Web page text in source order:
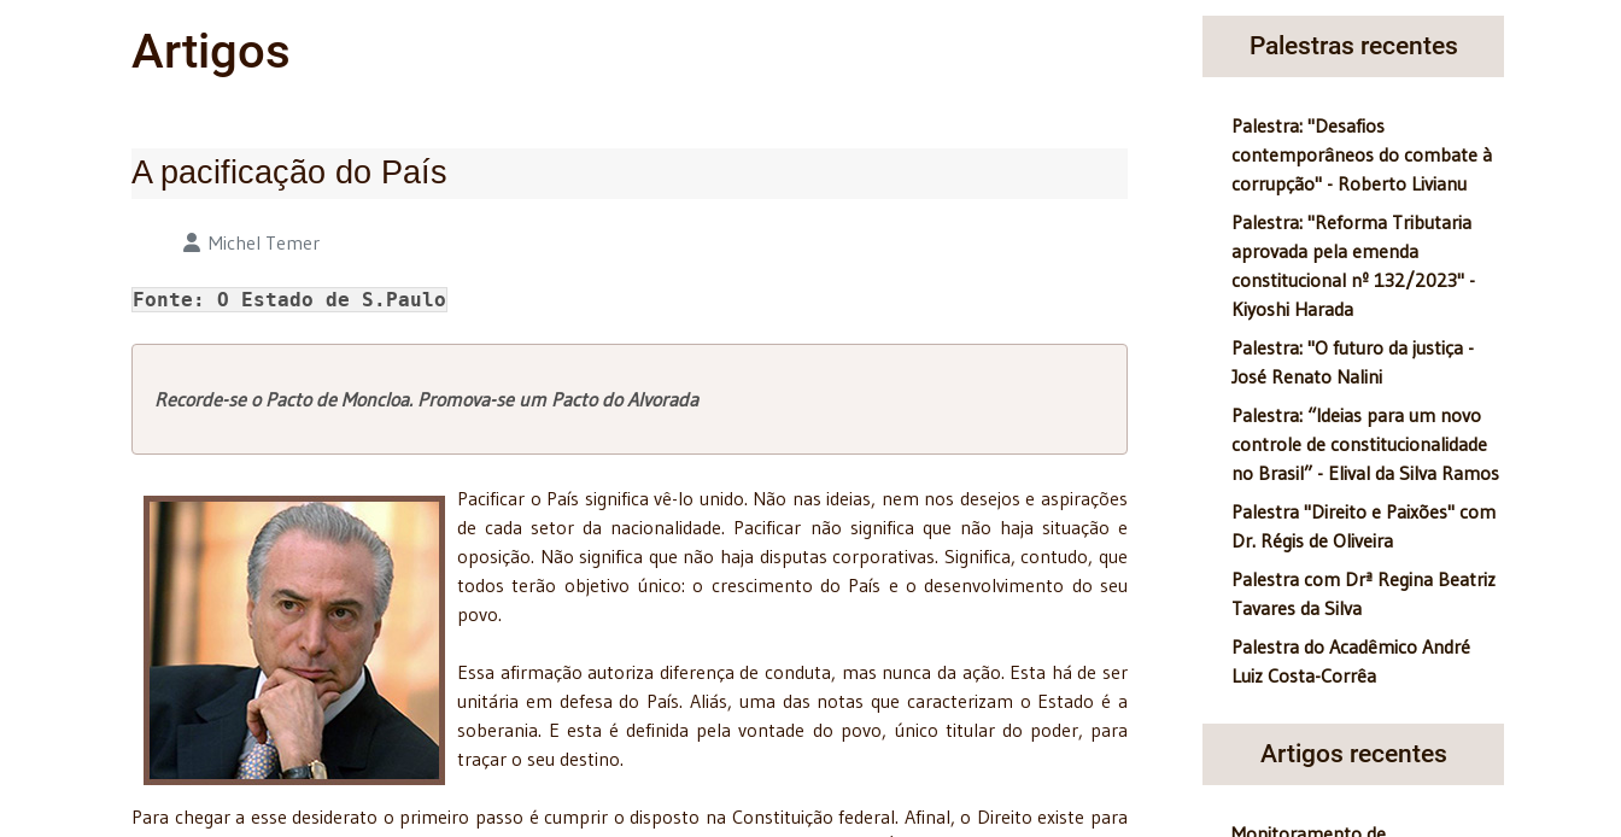
Artigos
A pacificação do País
Detalhes Michel Temer
Fonte: O Estado de S.Paulo
Recorde-se o Pacto de Moncloa. Promova-se um Pacto do Alvorada
Pacificar o País significa vê-lo unido. Não nas ideias, nem nos desejos e aspirações
de cada setor da nacionalidade. Pacificar não significa que não haja situação e
oposição. Não significa que não haja disputas corporativas. Significa, contudo, que
todos terão objetivo único: o crescimento do País e o desenvolvimento do seu
povo.
Essa afirmação autoriza diferença de conduta, mas nunca da ação. Esta há de ser
unitária em defesa do País. Aliás, uma das notas que caracterizam o Estado é a
soberania. E esta é definida pela vontade do povo, único titular do poder, para
traçar o seu destino.
Para chegar a esse desiderato o primeiro passo é cumprir o disposto na Constituição federal. Afinal, o Direito existe para
Palestras recentes
Palestra: "Desafios
contemporâneos do combate à
corrupção" - Roberto Livianu
Palestra: "Reforma Tributaria
aprovada pela emenda
constitucional nº 132/2023" -
Kiyoshi Harada
Palestra: "O futuro da justiça -
José Renato Nalini
Palestra: “Ideias para um novo
controle de constitucionalidade
no Brasil” - Elival da Silva Ramos
Palestra "Direito e Paixões" com
Dr. Régis de Oliveira
Palestra com Drª Regina Beatriz
Tavares da Silva
Palestra do Acadêmico André
Luiz Costa-Corrêa
Artigos recentes